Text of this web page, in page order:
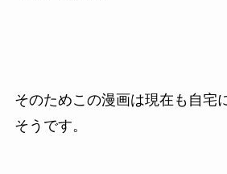
そのためこの漫画は現在も自宅
そうです。